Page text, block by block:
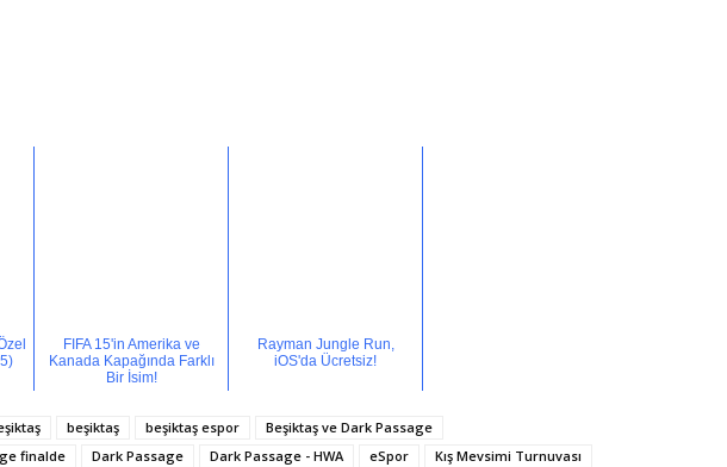
FIFA 15'in Amerika ve
Kanada Kapağında Farklı
Bir İsim!
Rayman Jungle Run,
iOS'da Ücretsiz!
beşiktaş beşiktaş espor
Beşiktaş ve Dark Passage
finalde
Dark Passage Dark Passage - HWA eSpor
Kış Mevsimi Turnuvası